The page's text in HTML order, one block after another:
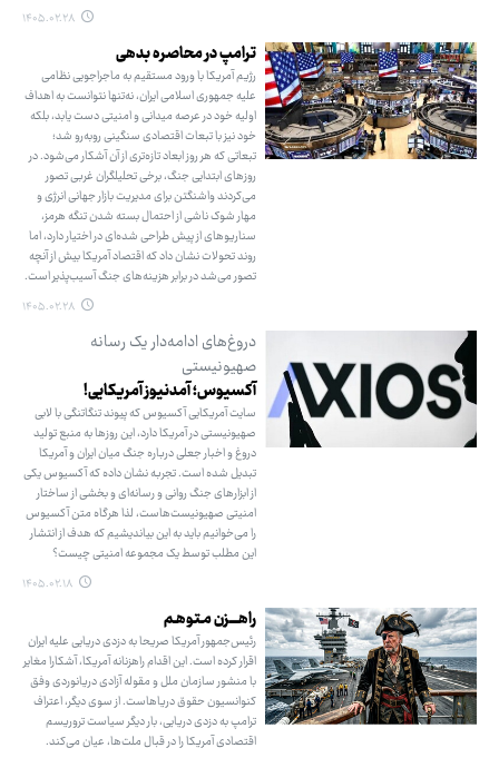
۱۴۰۵.۰۲.۲۸
ترامپ در محاصره بدهی
رژیم آمریکا با ورود مستقیم به ماجراجویی نظامی
علیه جمهوری اسلامی ایران، نه‌تنها نتوانست به اهداف
اولیه خود در عرصه میدانی و امنیتی دست یابد، بلکه
خود نیز با تبعات اقتصادی سنگینی روبه‌رو شد؛
تبعاتی که هر روز ابعاد تازه‌تری از آن آشکار می‌شود. در
روزهای ابتدایی جنگ، برخی تحلیلگران غربی تصور
می‌کردند واشنگتن برای مدیریت بازار جهانی انرژی و
مهار شوک ناشی از احتمال بسته ‌شدن تنگه هرمز،
سناریوهای از پیش طراحی ‌شده‌ای در اختیار دارد، اما
روند تحولات نشان داد که اقتصاد آمریکا بیش از آنچه
تصور می‌شد در برابر هزینه‌های جنگ آسیب‌پذیر است.
۱۴۰۵.۰۲.۲۸
دروغ‌های ادامه‌دار یک رسانه
صهیونیستی
آکسیوس؛ آمدنیوز آمریکایی!
سایت آمریکایی آکسیوس که پیوند تنگاتنگی با لابی
صهیونیستی در آمریکا دارد، این روزها به منبع تولید
دروغ و اخبار جعلی درباره جنگ میان ایران و آمریکا
تبدیل شده است. تجربه نشان داده که آکسیوس یکی
از ابزارهای جنگ روانی و رسانه‌ای و بخشی از ساختار
امنیتی صهیونیست‌هاست، لذا هرگاه متن آکسیوس
را می‌خوانیم باید به این بیاندیشیم که هدف از انتشار
این مطلب توسط یک مجموعه امنیتی چیست؟
۱۴۰۵.۰۲.۱۸
راهــــزن مـتوهـم
رئیس‌جمهور آمریکا صریحا به دزدی دریایی علیه ایران
اقرار کرده است. این اقدام راهزنانه آمریکا، آشکارا مغایر
با منشور سازمان ملل و مقوله آزادی دریانوردی وفق
کنوانسیون حقوق دریاهاست. از سوی دیگر، اعتراف
ترامپ به دزدی دریایی، بار دیگر سیاست تروریسم
اقتصادی آمریکا را در قبال ملت‌ها، عیان می‌کند.